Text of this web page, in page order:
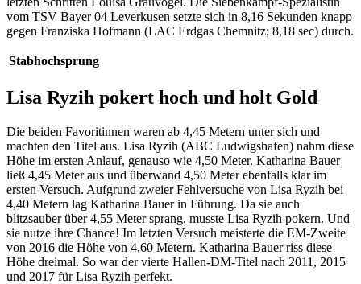
vom TSV Bayer 04 Leverkusen setzte sich in 8,16 Sekunden knapp
gegen Franziska Hofmann (LAC Erdgas Chemnitz; 8,18 sec) durch.
Stabhochsprung
Lisa Ryzih pokert hoch und holt Gold
Die beiden Favoritinnen waren ab 4,45 Metern unter sich und
machten den Titel aus. Lisa Ryzih (ABC Ludwigshafen) nahm diese
Höhe im ersten Anlauf, genauso wie 4,50 Meter. Katharina Bauer
ließ 4,45 Meter aus und überwand 4,50 Meter ebenfalls klar im
ersten Versuch. Aufgrund zweier Fehlversuche von Lisa Ryzih bei
4,40 Metern lag Katharina Bauer in Führung. Da sie auch
blitzsauber über 4,55 Meter sprang, musste Lisa Ryzih pokern. Und
sie nutze ihre Chance! Im letzten Versuch meisterte die EM-Zweite
von 2016 die Höhe von 4,60 Metern. Katharina Bauer riss diese
Höhe dreimal. So war der vierte Hallen-DM-Titel nach 2011, 2015
und 2017 für Lisa Ryzih perfekt.